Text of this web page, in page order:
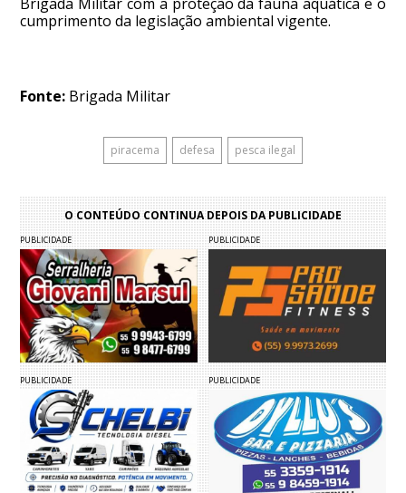
cumprimento da legislação ambiental vigente.
Fonte: Brigada Militar
piracema defesa pesca ilegal
O CONTEÚDO CONTINUA DEPOIS DA PUBLICIDADE
PUBLICIDADE PUBLICIDADE
PUBLICIDADE PUBLICIDADE